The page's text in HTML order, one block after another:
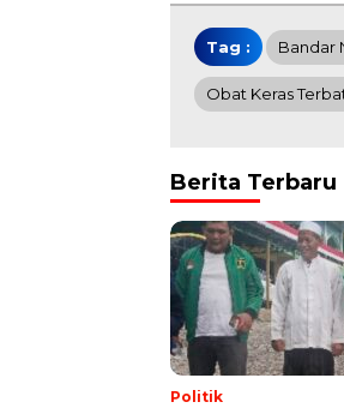
Tag : Bandar
Obat Keras
Berita Terbaru
Politik